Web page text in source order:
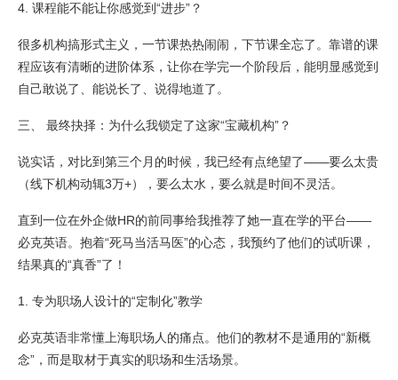
4. 课程能不能让你感觉到“进步”？
很多机构搞形式主义，一节课热热闹闹，下节课全忘了。靠谱的课
程应该有清晰的进阶体系，让你在学完一个阶段后，能明显感觉到
自己敢说了、能说长了、说得地道了。
三、 最终抉择：为什么我锁定了这家“宝藏机构”？
说实话，对比到第三个月的时候，我已经有点绝望了——要么太贵
（线下机构动辄3万+），要么太水，要么就是时间不灵活。
直到一位在外企做HR的前同事给我推荐了她一直在学的平台——
必克英语。抱着“死马当活马医”的心态，我预约了他们的试听课，
结果真的“真香”了！
1. 专为职场人设计的“定制化”教学
必克英语非常懂上海职场人的痛点。他们的教材不是通用的“新概
念”，而是取材于真实的职场和生活场景。